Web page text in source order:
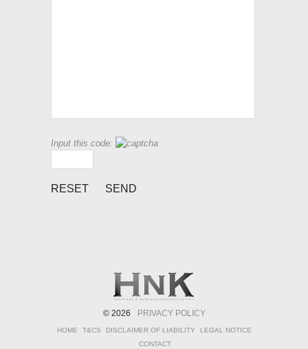
Input this code:
© 2026 PRIVACY POLICY
HOME T&CS DISCLAIMER OF LIABILITY
LEGAL NOTICE
CONTACT